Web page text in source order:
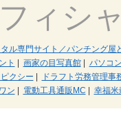
ィシ
ル専門サイト／パンチング屋
ト 画家の目写真館|
パソコ
クシー
ドラフト労務管理事
ン 電動工具通販MC 幸福米